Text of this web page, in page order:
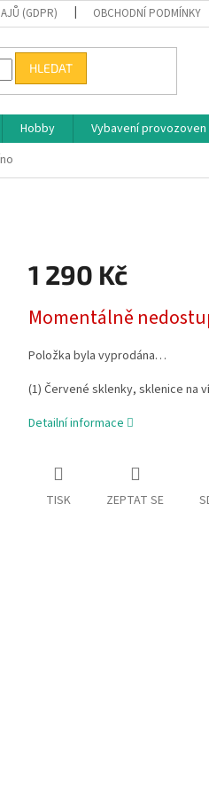
(GDPR) OBCHODNÍ PODMÍNKY
HLEDAT
Hobby Vybavení provozoven
1 290 Kč
cena:
Momentálně
Položka byla vyprodána…
(1) Červené sklenky, sklenice na
Detailní informace
TISK ZEPTAT SE